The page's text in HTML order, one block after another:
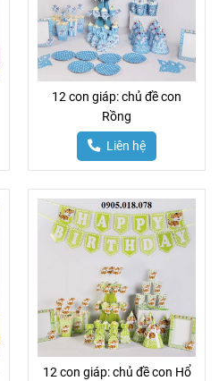
12 con giáp: chủ đề con
Rồng
Liên hệ
12 con giáp: chủ đề con Hổ